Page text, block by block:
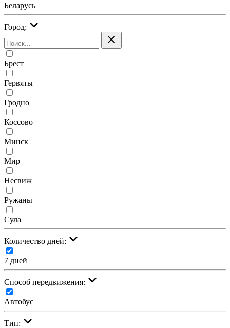
Беларусь
Город:
Брест
Гервяты
Гродно
Коссово
Минск
Мир
Несвиж
Ружаны
Сула
Количество дней:
7 дней
Cпособ передвижения:
Автобус
Тип: